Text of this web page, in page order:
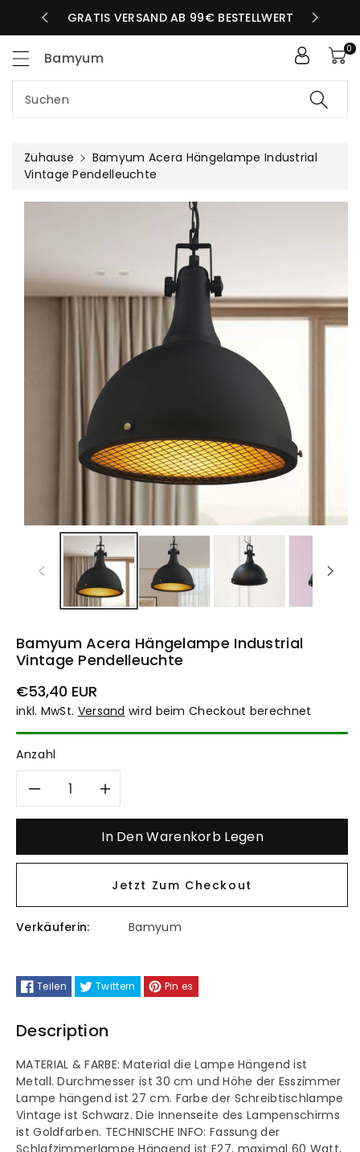
TAG GRATIS VERSAND AB 99€ BESTELLWERT
Bamyum
Suchen
0
Zuhause
Bamyum Acera Hängelampe Industrial
Vintage Pendelleuchte
Bamyum Acera Hängelampe Industrial
Vintage Pendelleuchte
Normaler
Preis
€53,40 EUR
inkl. MwSt. Versand wird beim Checkout berechnet
Anzahl
Verringere
Menge
für
Acera
Industrial
Vintage
Pendelleuchte
Erhöhe
die
Menge
für
Bamyum
Acera
Industrial
Vintage
Pendelleuchte
In Den Warenkorb Legen
Jetzt Zum Checkout
Verkäuferin: Bamyum
Teilen Twittern Pin es
Description
MATERIAL & FARBE: Material die Lampe Hängend ist
Metall. Durchmesser ist 30 cm und Höhe der Esszimmer
Lampe hängend ist 27 cm. Farbe der Schreibtischlampe
Vintage ist Schwarz. Die Innenseite des Lampenschirms
ist Goldfarben. TECHNISCHE INFO: Fassung der